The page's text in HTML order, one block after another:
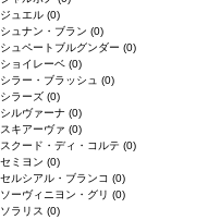
ジュエル (0)
シュナン・ブラン (0)
シュペートブルグンダー (0)
ショイレーベ (0)
シラー・ブラッシュ (0)
シラーズ (0)
シルヴァーナ (0)
スキアーヴァ (0)
スクード・ディ・コルテ (0)
セミヨン (0)
セルシアル・ブランコ (0)
ソーヴィニヨン・グリ (0)
ソラリス (0)